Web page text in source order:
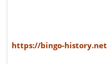
https://bingo-